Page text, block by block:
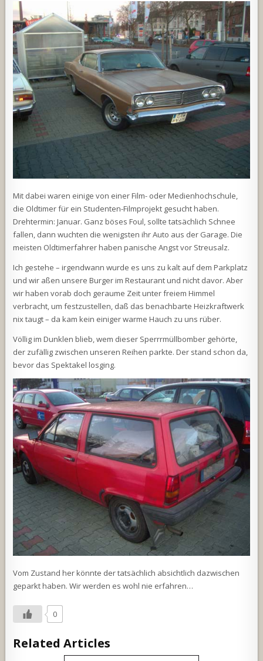
Mit dabei waren einige von einer Film- oder Medienhochschule,
die Oldtimer für ein Studenten-Filmprojekt gesucht haben.
Drehtermin: Januar. Ganz böses Foul, sollte tatsächlich Schnee
fallen, dann wuchten die wenigsten ihr Auto aus der Garage. Die
meisten Oldtimerfahrer haben panische Angst vor Streusalz.
Ich gestehe – irgendwann wurde es uns zu kalt auf dem Parkplatz
und wir aßen unsere Burger im Restaurant und nicht davor. Aber
wir haben vorab doch geraume Zeit unter freiem Himmel
verbracht, um festzustellen, daß das benachbarte Heizkraftwerk
nix taugt – da kam kein einiger warme Hauch zu uns rüber.
Völlig im Dunklen blieb, wem dieser Sperrrmüllbomber gehörte,
der zufällig zwischen unseren Reihen parkte. Der stand schon da,
bevor das Spektakel losging.
Vom Zustand her könnte der tatsächlich absichtlich dazwischen
geparkt haben. Wir werden es wohl nie erfahren…
0
Related Articles